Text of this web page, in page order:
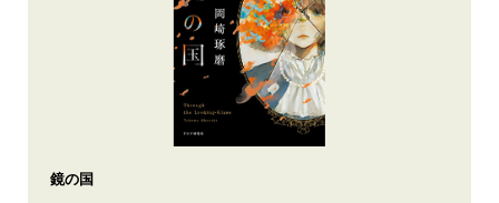
鏡の国